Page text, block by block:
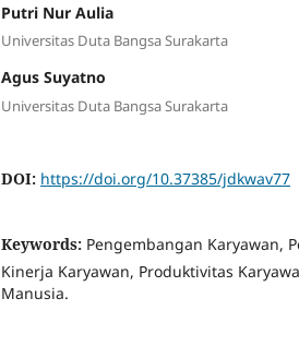
Putri Nur Aulia
Universitas Duta Bangsa Surakarta
Agus Suyatno
Universitas Duta Bangsa Surakarta
DOI: https://doi.org/10.37385/jdkwav77
Keywords: Pengembangan Karyawan,
Kinerja Karyawan, Produktivitas
Manusia.